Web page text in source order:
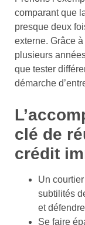
comparant que
presque deux
externe. Grâce
plusieurs
que tester
démarche
clé de
crédit
Un
subtilités
et
Se faire